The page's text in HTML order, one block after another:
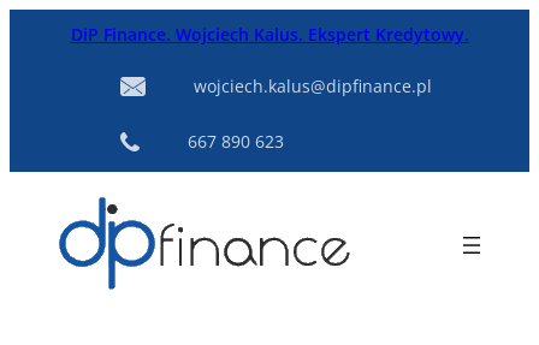
PrzejdźDiP Finance. Wojciech Kalus. Ekspert Kredytowy.
wojciech.kalus@dipfinance.pl
667 890 623